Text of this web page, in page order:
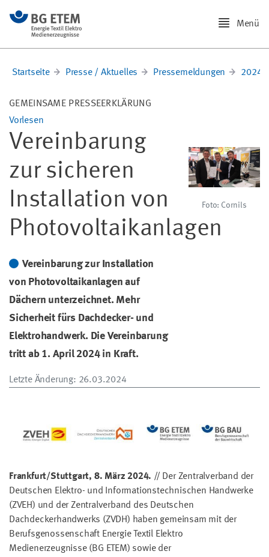
Menü
Startseite Presse / Aktuelles Pressemeldungen 2024
GEMEINSAME PRESSEERKLÄRUNG
Vorlesen
Vereinbarung
zur sicheren
Installation von
Photovoltaikanlagen
Vereinbarung zur Installation
von Photovoltaikanlagen auf
Dächern unterzeichnet. Mehr
Sicherheit fürs Dachdecker- und
Elektrohandwerk. Die Vereinbarung
tritt ab 1. April 2024 in Kraft.
Foto: Cornils
Letzte Änderung: 26.03.2024
Frankfurt/Stuttgart, 8. März 2024. // Der Zentralverband der
Deutschen Elektro- und Informationstechnischen Handwerke
(ZVEH) und der Zentralverband des Deutschen
Dachdeckerhandwerks (ZVDH) haben gemeinsam mit der
Berufsgenossenschaft Energie Textil Elektro
Medienerzeugnisse (BG ETEM) sowie der